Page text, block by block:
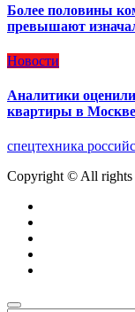
Более половины
превышают
Новости
Аналитики
квартиры в
спецтехника
Copyright © All rights